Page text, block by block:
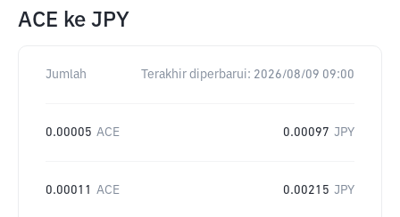
ACE ke JPY
Jumlah Terakhir diperbarui: 2026/08/09 09:00
0.00005 ACE 0.00097 JPY
0.00011 ACE 0.00215 JPY